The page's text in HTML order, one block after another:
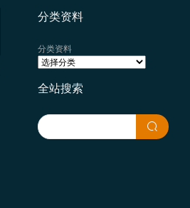
分类资料
分类资料
全站搜索